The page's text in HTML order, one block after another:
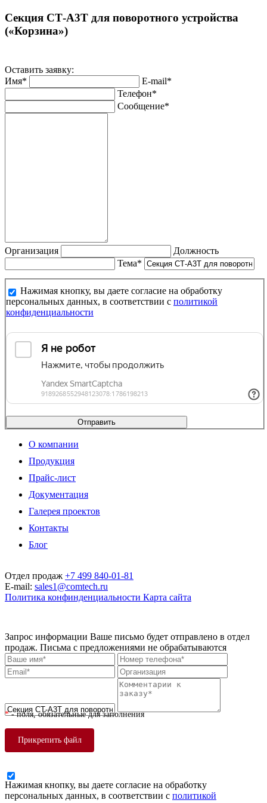
Секция CT‑A3T для поворотного устройства
(«Корзина»)
Оставить заявку:
Имя*
E-mail*
Телефон*
Сообщение*
Организация
Должность
Тема*
Нажимая кнопку, вы даете согласие на обработку
персональных данных, в соответствии с политикой
конфиденциальности
Отправить
О компании
Продукция
Прайс-лист
Документация
Галерея проектов
Контакты
Блог
Отдел продаж +7 499 840-01-81
E-mail: sales1@comtech.ru
Политика конфинденциальности Карта сайта
Запрос информации Ваше письмо будет отправлено в отдел
продаж. Письма с предложениями не обрабатываются
*- поля, обязательные для заполнения
Прикрепить файл
Нажимая кнопку, вы даете согласие на обработку
персональных данных, в соответствии с политикой